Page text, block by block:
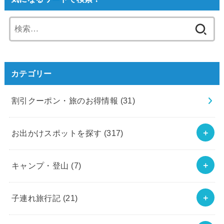
索:
カテゴリー
割引クーポン・旅のお得情報 (31)
お出かけスポットを探す (317)
キャンプ・登山 (7)
子連れ旅行記 (21)